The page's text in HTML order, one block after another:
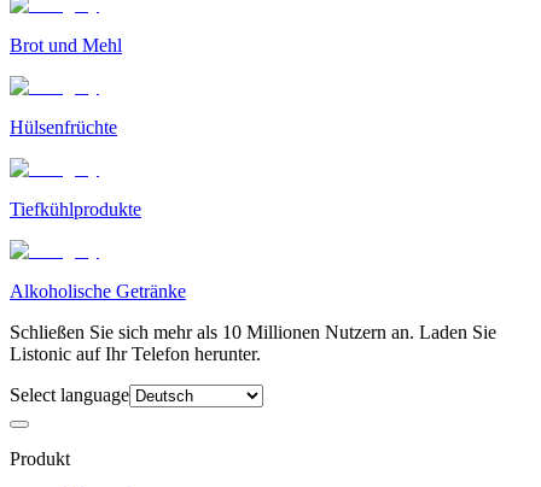
Brot und Mehl
Hülsenfrüchte
Tiefkühlprodukte
Alkoholische Getränke
Schließen Sie sich mehr als 10 Millionen Nutzern an. Laden Sie
Listonic auf Ihr Telefon herunter.
Select language
Produkt